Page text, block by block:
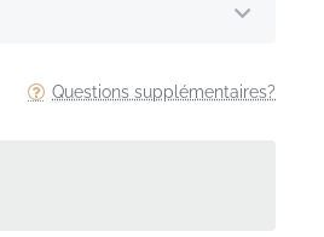
Questions supplémentaires?